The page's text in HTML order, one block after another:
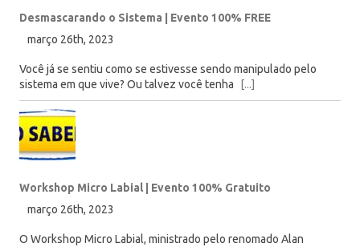
Desmascarando o Sistema | Evento 100% FREE
março 26th, 2023
Você já se sentiu como se estivesse sendo manipulado pelo
sistema em que vive? Ou talvez você tenha
[...]
Workshop Micro Labial | Evento 100% Gratuito
março 26th, 2023
O Workshop Micro Labial, ministrado pelo renomado Alan